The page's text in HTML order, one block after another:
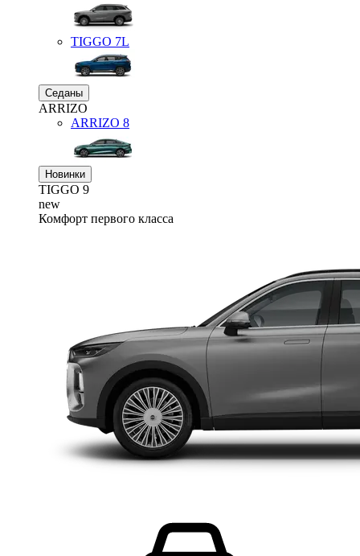
TIGGO 7L
Седаны
ARRIZO
ARRIZO 8
Новинки
TIGGO 9
new
Комфорт первого класса